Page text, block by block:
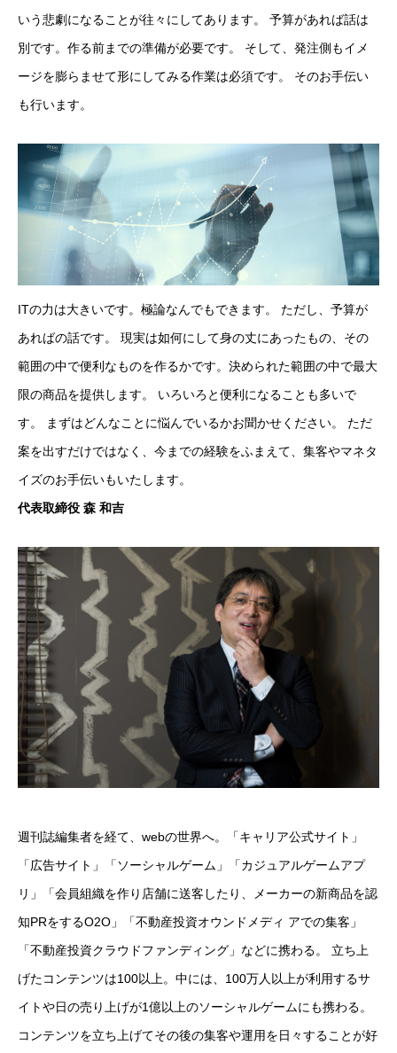
いう悲劇になることが往々にしてあります。 予算があれば話は
別です。作る前までの準備が必要です。 そして、発注側もイメ
ージを膨らませて形にしてみる作業は必須です。 そのお手伝い
も行います。
ITの力は大きいです。極論なんでもできます。 ただし、予算が
あればの話です。 現実は如何にして身の丈にあったもの、その
範囲の中で便利なものを作るかです。決められた範囲の中で最大
限の商品を提供します。 いろいろと便利になることも多いで
す。 まずはどんなことに悩んでいるかお聞かせください。 ただ
案を出すだけではなく、今までの経験をふまえて、集客やマネタ
イズのお手伝いもいたします。
代表取締役 森 和吉
週刊誌編集者を経て、webの世界へ。「キャリア公式サイト」
「広告サイト」「ソーシャルゲーム」「カジュアルゲームアプ
リ」「会員組織を作り店舗に送客したり、メーカーの新商品を認
知PRをするO2O」「不動産投資オウンドメディ アでの集客」
「不動産投資クラウドファンディング」などに携わる。 立ち上
げたコンテンツは100以上。中には、100万人以上が利用するサ
イトや日の売り上げが1億以上のソーシャルゲームにも携わる。
コンテンツを立ち上げてその後の集客や運用を日々することが好